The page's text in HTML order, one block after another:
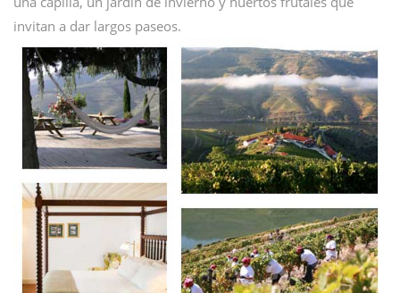
invitan a dar largos paseos.